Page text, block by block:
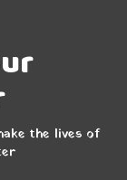
the lives of